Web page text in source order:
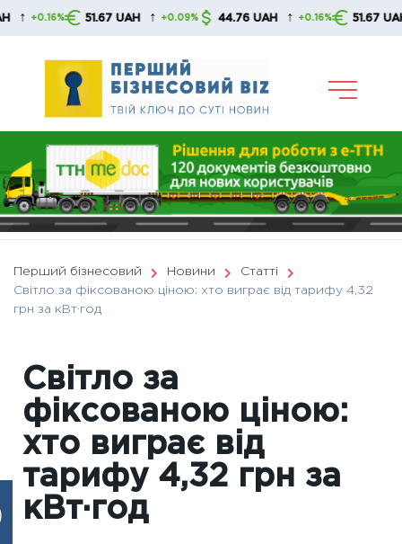
Skip
51.67 UAH ↑ +0.09% 44.76 UAH ↑ +0.16% 51.67 UAH ↑
Перший бізнесовий Новини
Статті
Світло за фіксованою ціною: хто виграє від тарифу 4,32
грн за кВт·год
Світло за
фіксованою ціною:
хто виграє від
тарифу 4,32 грн за
кВт·год